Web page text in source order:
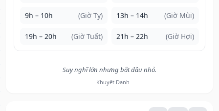
9h – 10h (Giờ Tỵ) 13h – 14h (Giờ Mùi)
19h – 20h (Giờ Tuất) 21h – 22h (Giờ Hợi)
Suy nghĩ lớn nhưng bắt đầu nhỏ.
— Khuyết Danh